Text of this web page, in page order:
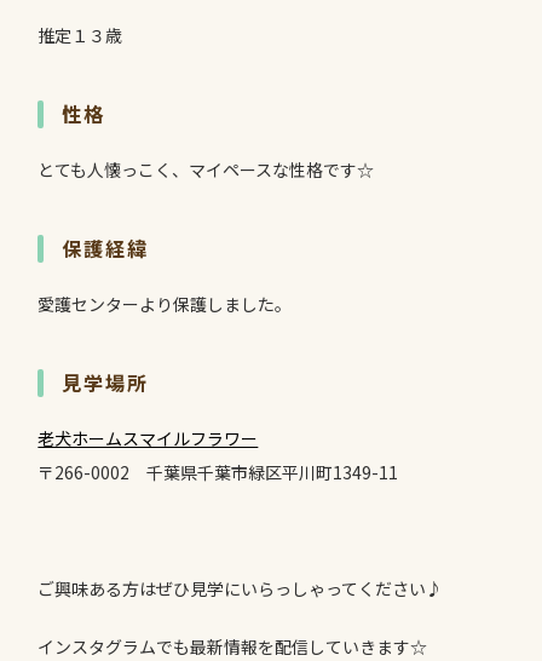
推定１３歳
性格
とても人懐っこく、マイペースな性格です☆
保護経緯
愛護センターより保護しました。
見学場所
老犬ホームスマイルフラワー
〒266-0002千葉県千葉市緑区平川町1349-11
ご興味ある方はぜひ見学にいらっしゃってください♪
インスタグラムでも最新情報を配信していきます☆